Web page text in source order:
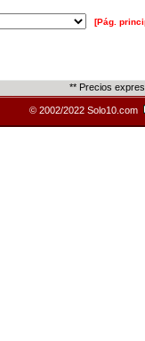
[Pág.
** Precios
© 2002/2022 Solo10.com